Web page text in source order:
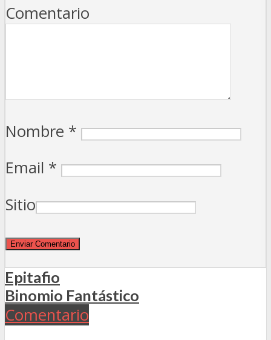
Comentario
Nombre *
Email *
Sitio
Epitafio
Binomio Fantástico
Comentario